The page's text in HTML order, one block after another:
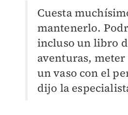
Cuesta
mantenerlo.
incluso un libro
aventuras, meter
un vaso con el
dijo la